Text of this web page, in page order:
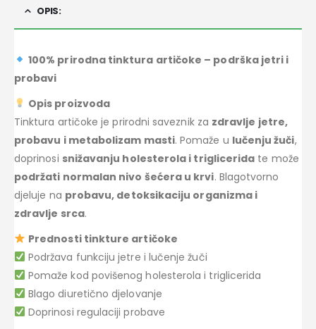
OPIS:
100% prirodna tinktura artičoke – podrška jetri i
probavi
Opis proizvoda
Tinktura artičoke je prirodni saveznik za zdravlje jetre,
probavu i metabolizam masti. Pomaže u lučenju žuči,
doprinosi snižavanju holesterola i triglicerida te može
podržati normalan nivo šećera u krvi. Blagotvorno
djeluje na probavu, detoksikaciju organizma i
zdravlje srca.
Prednosti tinkture artičoke
Podržava funkciju jetre i lučenje žuči
Pomaže kod povišenog holesterola i triglicerida
Blago diuretično djelovanje
Doprinosi regulaciji probave